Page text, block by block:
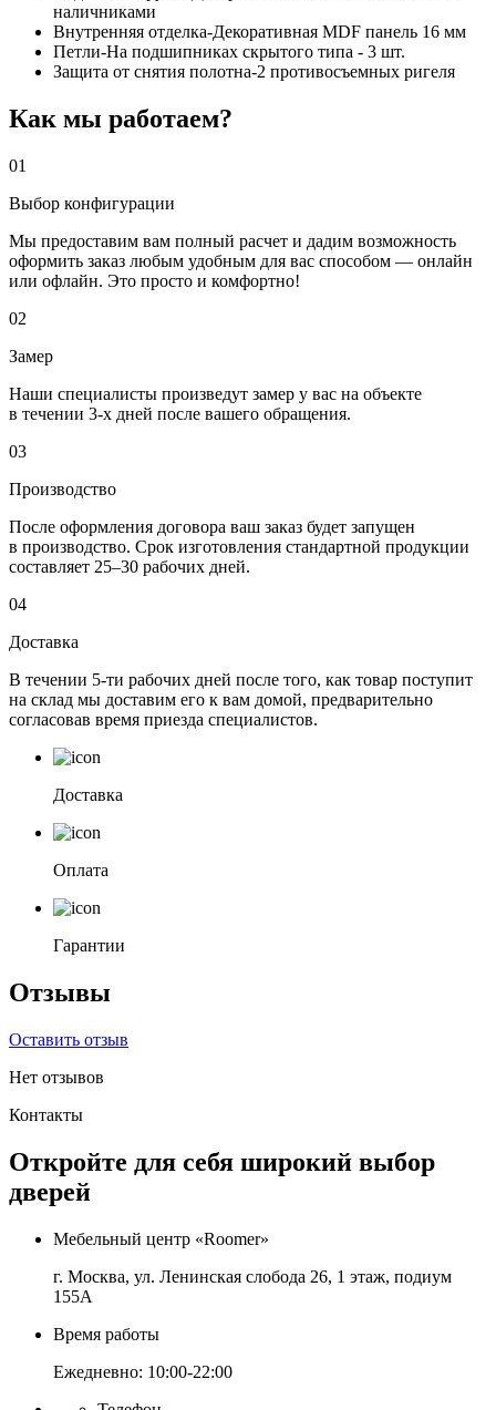
наличниками
Внутренняя отделка-Декоративная MDF панель 16 мм
Петли-На подшипниках скрытого типа - 3 шт.
Защита от снятия полотна-2 противосъемных ригеля
Как мы работаем?
01
Выбор конфигурации
Мы предоставим вам полный расчет и дадим возможность
оформить заказ любым удобным для вас способом — онлайн
или офлайн. Это просто и комфортно!
02
Замер
Наши специалисты произведут замер у вас на объекте
в течении 3-х дней после вашего обращения.
03
Производство
После оформления договора ваш заказ будет запущен
в производство. Срок изготовления стандартной продукции
составляет 25–30 рабочих дней.
04
Доставка
В течении 5-ти рабочих дней после того, как товар поступит
на склад мы доставим его к вам домой, предварительно
согласовав время приезда специалистов.
Доставка
Оплата
Гарантии
Отзывы
Оставить отзыв
Нет отзывов
Контакты
Откройте для себя широкий выбор
дверей
Мебельный центр «Roomer»
г. Москва, ул. Ленинская слобода 26, 1 этаж, подиум
155А
Время работы
Ежедневно: 10:00-22:00